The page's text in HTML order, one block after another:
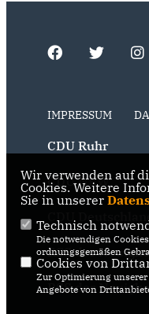
IMPRESSUM
CDU Ruhr
CDU NRW
RSS der
RSS der
Wir verwenden auf
Cookies. Weitere
Sie in unserer
Technisch
Die notwendigen
ordnungsgemäßen
Cookies von
Zur Optimierung
Angebote von